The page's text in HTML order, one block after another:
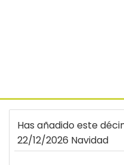
Has añadido este
22/12/2026 Navidad